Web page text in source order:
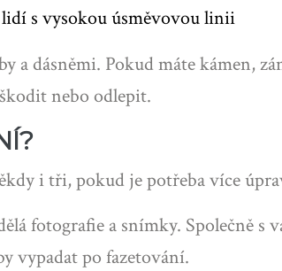
lidí s vysokou úsměvovou linii
a dásněmi. Pokud máte kámen,
nebo odlepit.
i tři, pokud je potřeba více
fotografie a snímky. Společně s
vypadat po fazetování.